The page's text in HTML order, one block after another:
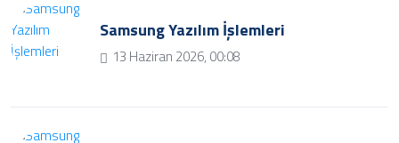
Samsung Yazılım İşlemleri
13 Haziran 2026, 00:08